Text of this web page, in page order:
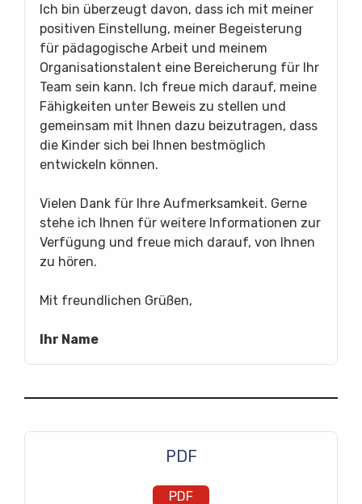
Ich bin überzeugt davon, dass ich mit meiner
positiven Einstellung, meiner Begeisterung
für pädagogische Arbeit und meinem
Organisationstalent eine Bereicherung für Ihr
Team sein kann. Ich freue mich darauf, meine
Fähigkeiten unter Beweis zu stellen und
gemeinsam mit Ihnen dazu beizutragen, dass
die Kinder sich bei Ihnen bestmöglich
entwickeln können.
Vielen Dank für Ihre Aufmerksamkeit. Gerne
stehe ich Ihnen für weitere Informationen zur
Verfügung und freue mich darauf, von Ihnen
zu hören.
Mit freundlichen Grüßen,
Ihr Name
PDF
PDF